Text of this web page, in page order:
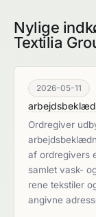
Nylige
Textilia
2026-05-11
Ordregiver
af ordregivers
samlet vask-
rene tekstiler
angivne